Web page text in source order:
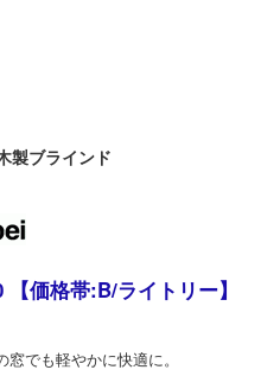
製ブラインド
【価格帯:B/ライトリー】
でも軽やかに快適に。